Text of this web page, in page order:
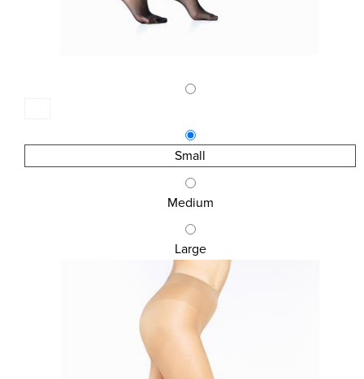
Small
Medium
Large
Κωδ.:3506
ΚΑΛΣΟΝ 20 DEN ΒΙΚΙΝΙ
4,57 €